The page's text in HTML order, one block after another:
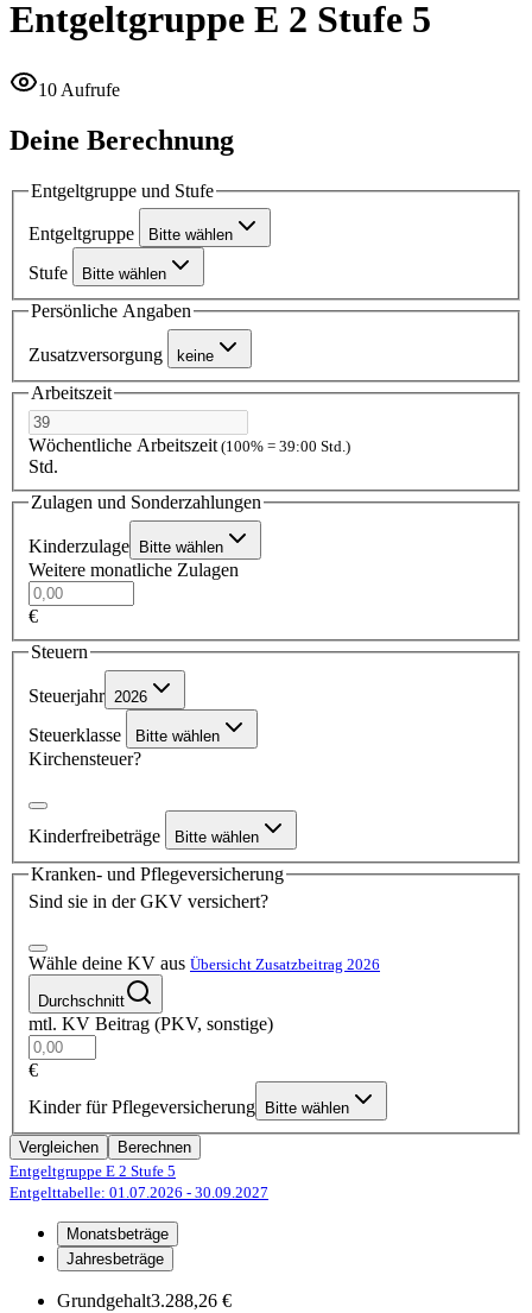
Entgeltgruppe E 2 Stufe 5
10 Aufrufe
Deine Berechnung
Entgeltgruppe und Stufe
Entgeltgruppe Bitte wählen
Stufe Bitte wählen
Persönliche Angaben
Zusatzversorgung keine
Arbeitszeit
Wöchentliche Arbeitszeit(100% = 39:00 Std.)
Std.
Zulagen und Sonderzahlungen
Kinderzulage Bitte wählen
Weitere monatliche Zulagen
€
Steuern
Steuerjahr 2026
Steuerklasse Bitte wählen
Kirchensteuer?
Kinderfreibeträge Bitte wählen
Kranken- und Pflegeversicherung
Sind sie in der GKV versichert?
Wähle deine KV aus Übersicht Zusatzbeitrag 2026
Durchschnitt
mtl. KV Beitrag (PKV, sonstige)
€
Kinder für Pflegeversicherung
Bitte wählen
Vergleichen
Berechnen
Entgeltgruppe E 2 Stufe 5
Entgelttabelle: 01.07.2026 - 30.09.2027
Monatsbeträge
Jahresbeträge
Grundgehalt3.288,26 €